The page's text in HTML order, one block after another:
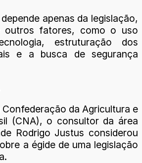
apenas da legislação,
outros fatores, como o uso
estruturação dos
e a busca de segurança
Confederação da Agricultura e
(CNA), o consultor da área
Rodrigo Justus considerou
a égide de uma legislação